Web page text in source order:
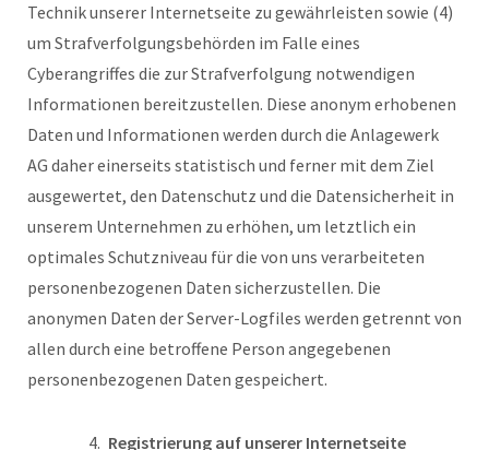
Technik unserer Internetseite zu gewährleisten sowie (4)
um Strafverfolgungsbehörden im Falle eines
Cyberangriffes die zur Strafverfolgung notwendigen
Informationen bereitzustellen. Diese anonym erhobenen
Daten und Informationen werden durch die Anlagewerk
AG daher einerseits statistisch und ferner mit dem Ziel
ausgewertet, den Datenschutz und die Datensicherheit in
unserem Unternehmen zu erhöhen, um letztlich ein
optimales Schutzniveau für die von uns verarbeiteten
personenbezogenen Daten sicherzustellen. Die
anonymen Daten der Server-Logfiles werden getrennt von
allen durch eine betroffene Person angegebenen
personenbezogenen Daten gespeichert.
Registrierung auf unserer Internetseite